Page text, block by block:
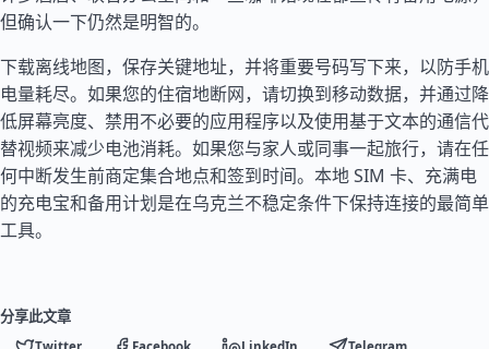
但确认一下仍然是明智的。
下载离线地图，保存关键地址，并将重要号码写下来，以防手机
电量耗尽。如果您的住宿地断网，请切换到移动数据，并通过降
低屏幕亮度、禁用不必要的应用程序以及使用基于文本的通信代
替视频来减少电池消耗。如果您与家人或同事一起旅行，请在任
何中断发生前商定集合地点和签到时间。本地 SIM 卡、充满电
的充电宝和备用计划是在乌克兰不稳定条件下保持连接的最简单
工具。
分享此文章